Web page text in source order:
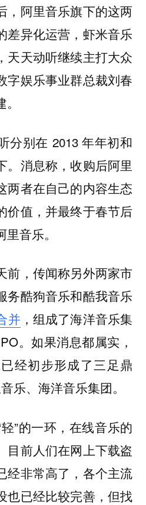
，阿里音乐旗下的这两
差异化运营，虾米音乐
天天动听继续主打大众
字娱乐事业群总裁刘春
分别在 2013 年年初和
。消息称，收购后阿里
两者在自己的内容生态
价值，并最终于春节后
音乐。
前，传闻称另外两家市
务酷狗音乐和酷我音乐
并 ，组成了海洋音乐集
。如果消息都属实，
经初步形成了三足鼎
乐、海洋音乐集团。
”的一环，在线音乐的
目前人们在网上下载盗
经非常高了，各个主流
也已经比较完善，但找